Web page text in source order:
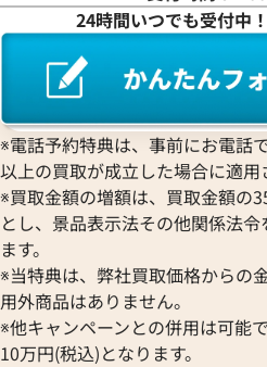
格
日時点の参考買取価格です
エベラール
EBEL
エベル
EPOS
Hermes
エルメス
OMEGA
オメガ
ORIENT
オリエント
ORIS
オリス
Audemars Piguet
CORUM
コルム
Concord
コンコルド
ジャケ・ドロー
Girard-Perregaux
ジラール・ペルゴ
Sinn
ジン
STOWA
ストーヴァ
SEIKO
セイコー
CENTURY
センチュリー
ZENITH
ゼニス
BOUCHERON
ブシュロン
BREITLING
ブライトリング
Blancpain
ブランパン
BVLGARI
ブルガリ
Breguet
ブレゲ
BULOVA
ブローバ
Bell & Ross
LONGINES
ロンジン
24時間いつでも受付中
※電話予約特典は、事前にお電話
以上の買取が成立した場合に適用
※買取金額の増額は、買取金額の
とし、景品表示法その他関係法
ます。
※当特典は、弊社買取価格からの
用外商品はありません。
※他キャンペーンとの併用は可能
10万円(税込)となります。